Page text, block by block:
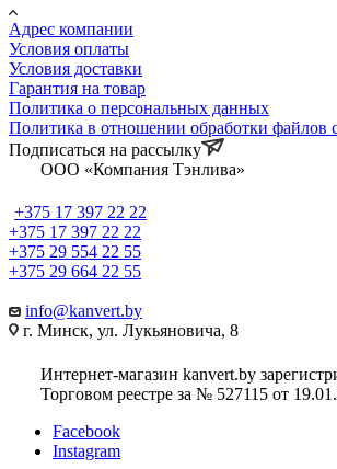
Адрес компании
Условия оплаты
Условия доставки
Гарантия на товар
Политика о персональных данных
Политика в отношении обработки файлов
Подписаться на рассылку
ООО «Компания Тэнлива»
+375 17 397 22 22
+375 17 397 22 22
+375 29 554 22 55
+375 29 664 22 55
info@kanvert.by
г. Минск, ул. Лукьяновича, 8
Интернет-магазин kanvert.by
Торговом реестре за № 527115 от
Facebook
Instagram